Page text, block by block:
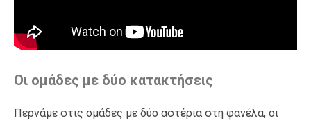
Οι ομάδες με δύο κατακτήσεις
Περνάμε στις ομάδες με δύο αστέρια στη φανέλα, οι